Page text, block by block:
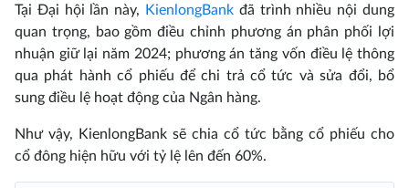
Tại Đại hội lần này, KienlongBank đã trình nhiều nội dung
quan trọng, bao gồm điều chỉnh phương án phân phối lợi
nhuận giữ lại năm 2024; phương án tăng vốn điều lệ thông
qua phát hành cổ phiếu để chi trả cổ tức và sửa đổi, bổ
sung điều lệ hoạt động của Ngân hàng.
Như vậy, KienlongBank sẽ chia cổ tức bằng cổ phiếu cho
cổ đông hiện hữu với tỷ lệ lên đến 60%.